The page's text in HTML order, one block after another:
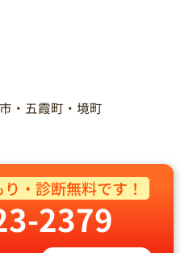
・診断無料です！
2379
LINE予約